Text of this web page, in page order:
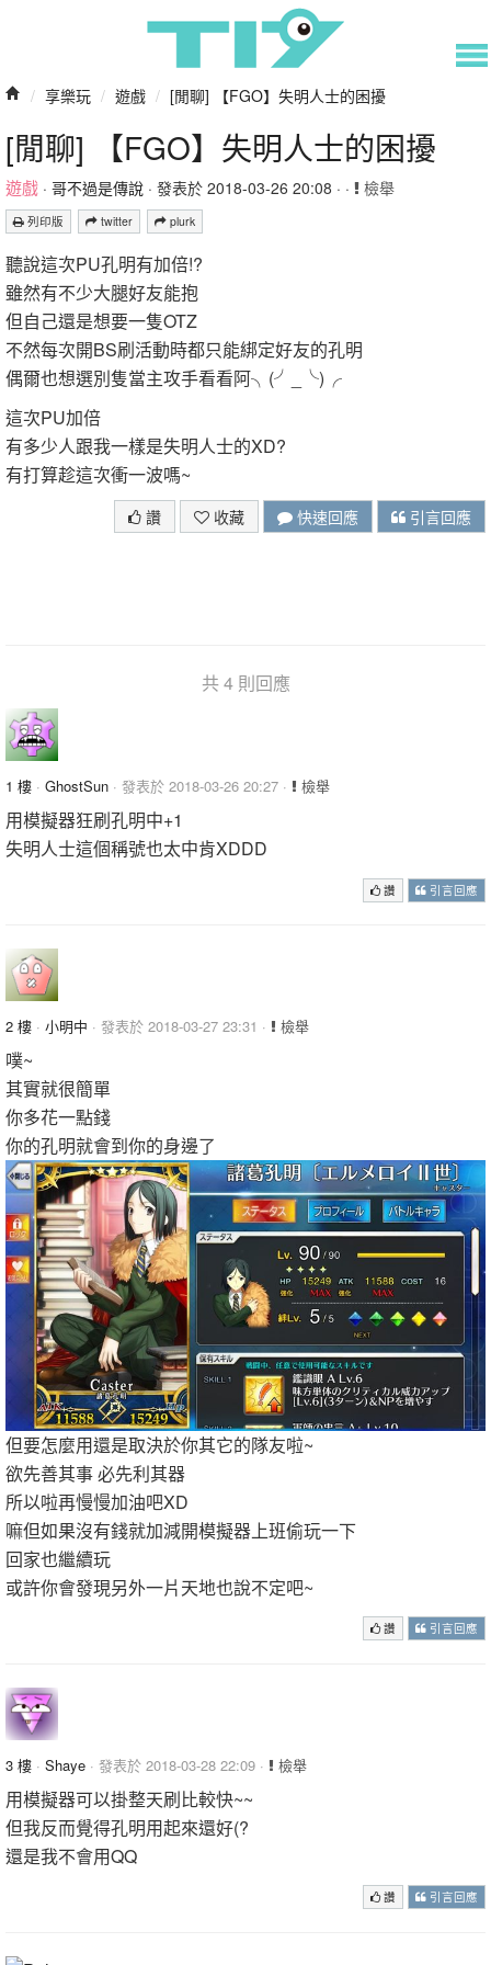
/ 享樂玩 / 遊戲 / [閒聊] 【FGO】失明人士的困擾
[閒聊] 【FGO】失明人士的困擾
遊戲 · 哥不過是傳說 · 發表於 2018-03-26 20:08 · · 檢舉
列印版 twitter plurk
聽說這次PU孔明有加倍!?
雖然有不少大腿好友能抱
但自己還是想要一隻OTZ
不然每次開BS刷活動時都只能綁定好友的孔明
偶爾也想選別隻當主攻手看看阿╮(╯_╰)╭
這次PU加倍
有多少人跟我一樣是失明人士的XD?
有打算趁這次衝一波嗎~
讚 收藏 快速回應 引言回應
共 4 則回應
1 樓 · GhostSun · 發表於 2018-03-26 20:27 · 檢舉
用模擬器狂刷孔明中+1
失明人士這個稱號也太中肯XDDD
讚 引言回應
2 樓 · 小明中 · 發表於 2018-03-27 23:31 · 檢舉
噗~
其實就很簡單
你多花一點錢
你的孔明就會到你的身邊了
但要怎麼用還是取決於你其它的隊友啦~
欲先善其事 必先利其器
所以啦再慢慢加油吧XD
嘛但如果沒有錢就加減開模擬器上班偷玩一下
回家也繼續玩
或許你會發現另外一片天地也說不定吧~
讚 引言回應
3 樓 · Shaye · 發表於 2018-03-28 22:09 · 檢舉
用模擬器可以掛整天刷比較快~~
但我反而覺得孔明用起來還好(?
還是我不會用QQ
讚 引言回應